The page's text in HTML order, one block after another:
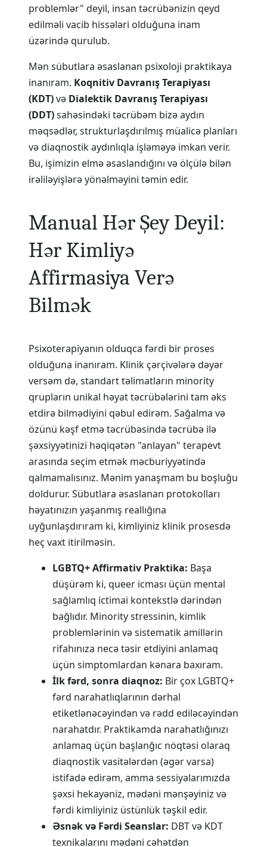
problemlər" deyil, insan təcrübənizin qeyd
edilməli vacib hissələri olduğuna inam
üzərində qurulub.
Mən sübutlara əsaslanan psixoloji praktikaya
inanıram. Koqnitiv Davranış Terapiyası
(KDT)və Dialektik Davranış Terapiyası
(DDT)sahəsindəki təcrübəm bizə aydın
məqsədlər, strukturlaşdırılmış müalicə planları
və diaqnostik aydınlıqla işləməyə imkan verir.
Bu, işimizin elmə əsaslandığını və ölçülə bilən
irəliləyişlərə yönəlməyini təmin edir.
Manual Hər Şey Deyil:
Hər Kimliyə
Affirmasiya Verə
Bilmək
Psixoterapiyanın olduqca fərdi bir proses
olduğuna inanıram. Klinik çərçivələrə dəyər
versəm də, standart təlimatların minority
qrupların unikal həyat təcrübələrini tam əks
etdirə bilmədiyini qəbul edirəm. Sağalma və
özünü kəşf etmə təcrübəsində təcrübə ilə
şəxsiyyətinizi həqiqətən "anlayan" terapevt
arasında seçim etmək məcburiyyətində
qalmamalısınız. Mənim yanaşmam bu boşluğu
doldurur. Sübutlara əsaslanan protokolları
həyatınızın yaşanmış reallığına
uyğunlaşdırıram ki, kimliyiniz klinik prosesdə
heç vaxt itirilməsin.
LGBTQ+ Affirmativ Praktika: Başa
düşürəm ki, queer icması üçün mental
sağlamlıq ictimai kontekstlə dərindən
bağlıdır. Minority stressinin, kimlik
problemlərinin və sistematik amillərin
rifahınıza necə təsir etdiyini anlamaq
üçün simptomlardan kənara baxıram.
İlk fərd, sonra diaqnoz: Bir çox LGBTQ+
fərd narahatlıqlarının dərhal
etiketlənəcəyindən və rədd ediləcəyindən
narahatdır. Praktikamda narahatlığınızı
anlamaq üçün başlanğıc nöqtəsi olaraq
diaqnostik vasitələrdən (əgər varsa)
istifadə edirəm, amma sessiyalarımızda
şəxsi hekayəniz, mədəni mənşəyiniz və
fərdi kimliyiniz üstünlük təşkil edir.
Əsnək və Fərdi Seanslar: DBT və KDT
texnikalarını mədəni cəhətdən